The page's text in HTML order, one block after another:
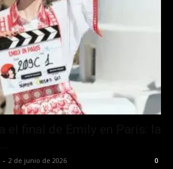
- 2 de junio de 2026 0